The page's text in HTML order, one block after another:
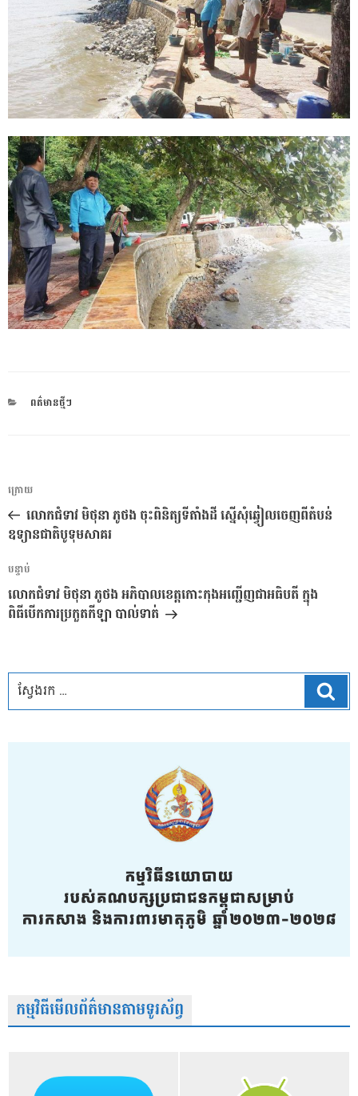
CATEGORIES
ពត៌មានថ្មីៗ
ការ​
នាំទិស​
ប្រកាស
អត្ថបទ
មុន
ក្រោយ
លោកជំទាវ មិថុនា ភូថង ចុះពិនិត្យទីតាំងដី ស្នើសុំឆ្វៀលចេញពីតំបន់
ឧទ្យានជាតិបូទុមសាគរ
អត្ថបទ
បន្ទាប់
បន្ទាប់
លោកជំទាវ មិថុនា ភូថង អភិបាលខេត្តកោះកុងអញ្ជើញជាអធិបតី ក្នុង
ពិធីបើកការប្រកួតកីឡា បាល់ទាត់
កម្មវិធីមើលព័ត៌មានតាមទូរស័ព្វ